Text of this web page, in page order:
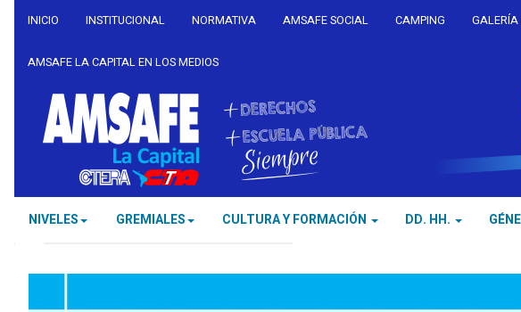
INICIO INSTITUCIONAL NORMATIVA AMSAFE SOCIAL CAMPING GALERÍA
AMSAFE LA CAPITAL EN LOS MEDIOS
NIVELES GREMIALES CULTURA Y FORMACIÓN DD. HH.